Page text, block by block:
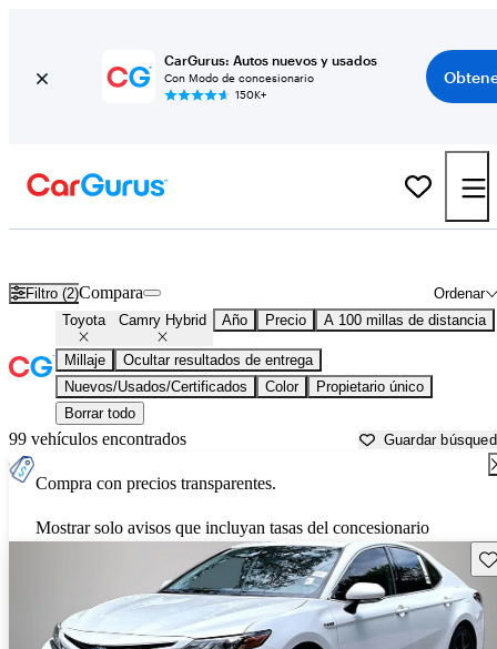
CarGurus: Autos nuevos y usados
Con Modo de concesionario
150K+
Filtro (2) Ordenar
Compara
Toyota Camry Hybrid Año Precio A 100 millas de distancia
Millaje
Ocultar resultados de entrega
Nuevos/Usados/Certificados
Color
Propietario único
Borrar todo
99 vehículos encontrados Guardar
Compra con precios transparentes.
Mostrar solo avisos que incluyan tasas del concesionario